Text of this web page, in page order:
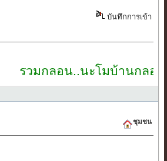
บันทึกการเข้า
กลอน..นะโมบ้านกลอนไทย
ชุมชน